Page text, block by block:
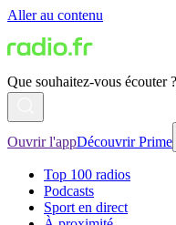
Aller au contenu
Que souhaitez-vous écouter ?
Ouvrir l'appDécouvrir Prime
Top 100 radios
Podcasts
Sport en direct